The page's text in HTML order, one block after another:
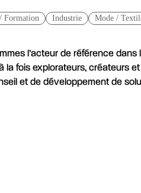
Formation Industrie Mode /
l’acteur de référence dans
fois explorateurs, créateurs
et de développement de